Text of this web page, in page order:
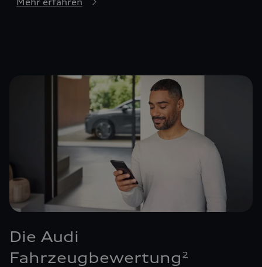
Die Audi
Fahrzeugbewertung 2